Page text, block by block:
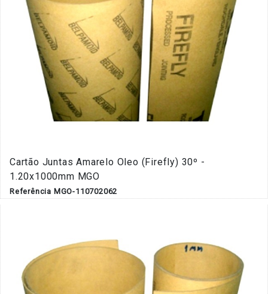
Cartão Juntas Amarelo Oleo (Firefly) 30º -
1.20x1000mm MGO
Referência MGO-110702062